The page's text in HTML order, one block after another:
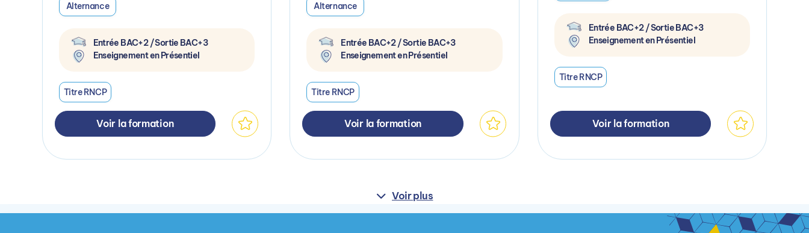
Alternance
Entrée BAC+2 / Sortie BAC+3
Enseignement en Présentiel
Titre RNCP
Voir la formation
Alternance
Entrée BAC+2 / Sortie BAC+3
Enseignement en Présentiel
Titre RNCP
Voir la formation
Entrée BAC+2 / Sortie BAC+3
Enseignement en Présentiel
Titre RNCP
Voir la formation
Voir plus